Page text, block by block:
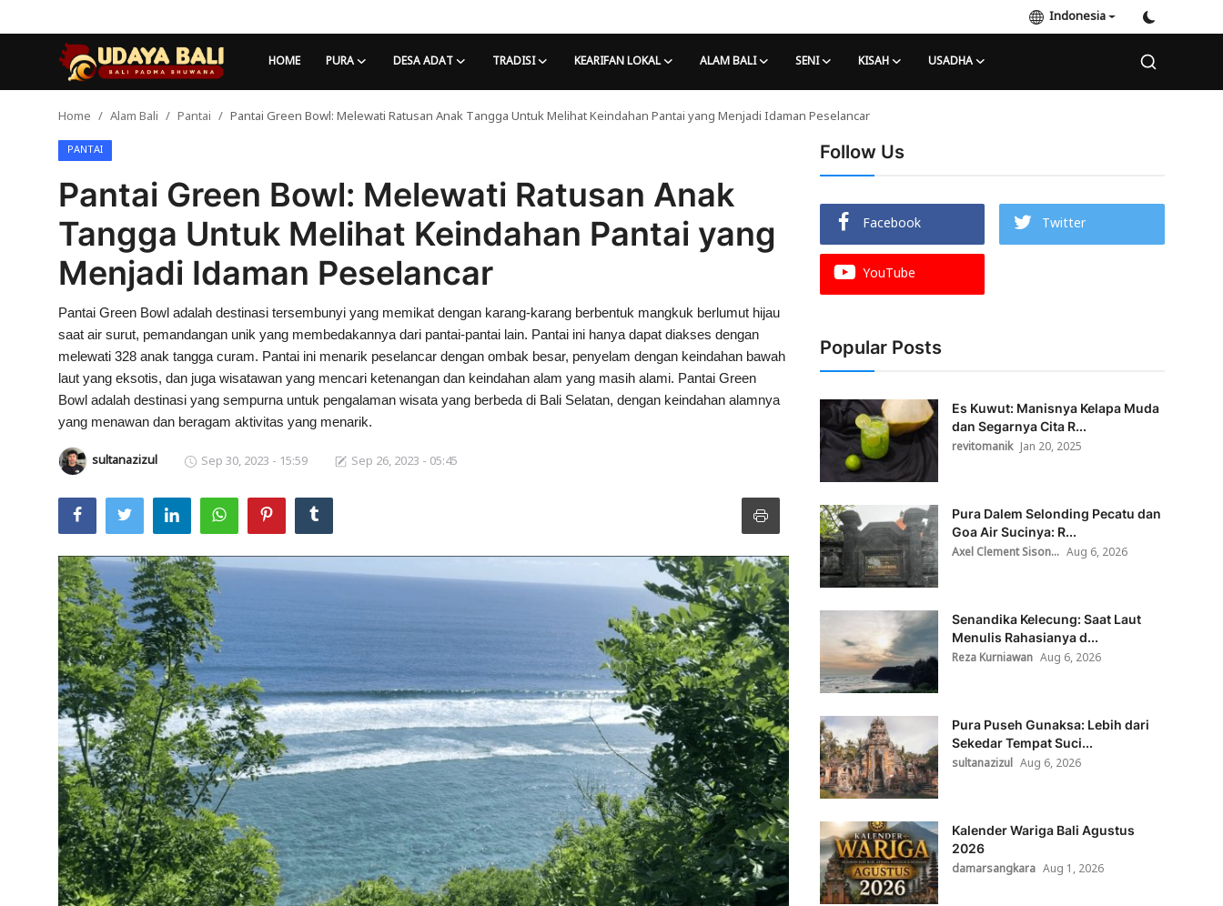
Indonesia
HOME PURA DESA ADAT TRADISI KEARIFAN LOKAL ALAM BALI SENI KISAH USADHA
Desa Adat
Kearifan lokal
Alam Bali
Home Alam Bali Pantai Pantai Green Bowl: Melewati Ratusan Anak Tangga Untuk Melihat Keindahan Pantai yang Menjadi Idaman Peselancar
PANTAI
Pantai Green Bowl: Melewati Ratusan Anak
Tangga Untuk Melihat Keindahan Pantai yang
Menjadi Idaman Peselancar
Pantai Green Bowl adalah destinasi tersembunyi yang memikat dengan karang-karang berbentuk mangkuk berlumut hijau
saat air surut, pemandangan unik yang membedakannya dari pantai-pantai lain. Pantai ini hanya dapat diakses dengan
melewati 328 anak tangga curam. Pantai ini menarik peselancar dengan ombak besar, penyelam dengan keindahan bawah
laut yang eksotis, dan juga wisatawan yang mencari ketenangan dan keindahan alam yang masih alami. Pantai Green
Bowl adalah destinasi yang sempurna untuk pengalaman wisata yang berbeda di Bali Selatan, dengan keindahan alamnya
yang menawan dan beragam aktivitas yang menarik.
sultanazizul Sep 30, 2023 - 15:59 Sep 26, 2023 - 05:45
Follow Us
Facebook
Twitter
YouTube
Popular Posts
Es Kuwut: Manisnya Kelapa Muda
dan Segarnya Cita R...
revitomanik Jan 20, 2025
Pura Dalem Selonding Pecatu dan
Goa Air Sucinya: R...
Axel Clement Sison... Aug 6, 2026
Senandika Kelecung: Saat Laut
Menulis Rahasianya d...
Reza Kurniawan Aug 6, 2026
Pura Puseh Gunaksa: Lebih dari
Sekedar Tempat Suci...
sultanazizul Aug 6, 2026
Kalender Wariga Bali Agustus
2026
damarsangkara Aug 1, 2026